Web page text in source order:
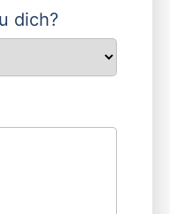
dich?